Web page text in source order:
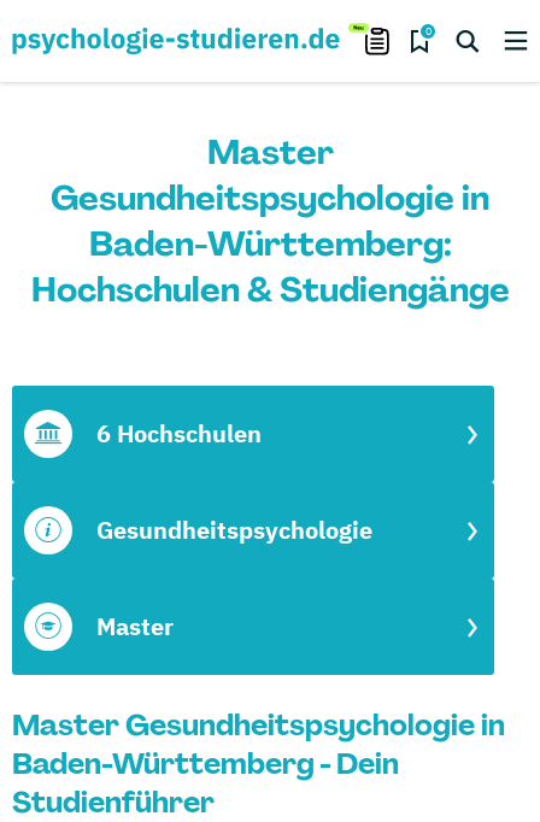
0
Master
Gesundheitspsychologie in
Baden-Württemberg:
Hochschulen & Studiengänge
Master
Gesundheitspsychologie
6 Hochschulen
Master Gesundheitspsychologie in
Baden-Württemberg - Dein
Studienführer